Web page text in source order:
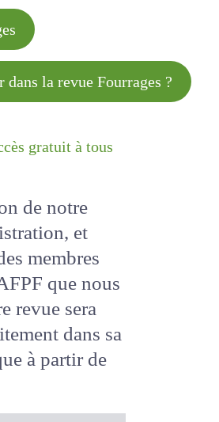
dans la revue
gratuit à
de notre
et
membres
que nous
revue sera
dans
!